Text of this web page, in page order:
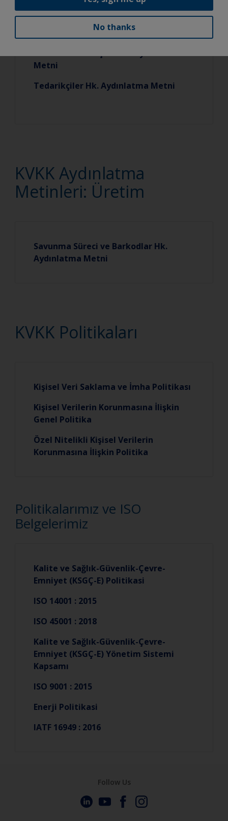
Metni
Tedarikçiler Hk. Aydınlatma Metni
KVKK Aydınlatma
Metinleri: Üretim
Savunma Süreci ve Barkodlar Hk.
Aydınlatma Metni
KVKK Politikaları
Kişisel Veri Saklama ve İmha Politikası
Kişisel Verilerin Korunmasına İlişkin
Genel Politika
Özel Nitelikli Kişisel Verilerin
Korunmasına İlişkin Politika
Politikalarımız ve ISO
Belgelerimiz
Kalite ve Sağlık-Güvenlik-Çevre-
Emniyet (KSGÇ-E) Politikasi
ISO 14001 : 2015
ISO 45001 : 2018
Kalite ve Sağlık-Güvenlik-Çevre-
Emniyet (KSGÇ-E) Yönetim Sistemi
Kapsamı
ISO 9001 : 2015
Enerji Politikasi
IATF 16949 : 2016
No thanks
Follow Us